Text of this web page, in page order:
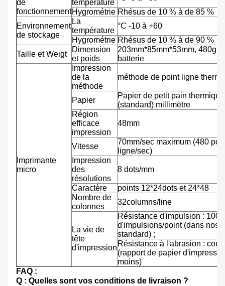
de
fonctionnement
température
Hygrométrie Rhésus de 10 % à de 85 %
Environnement
de stockage
La
température
°C -10 à +60
Hygrométrie Rhésus de 10 % à de 90 %
Taille et Weigt
Dimension
et poids
203mm*85mm*53mm, 480g
batterie
Imprimante
micro
Impression
de la
méthode
méthode de point ligne
Papier
Papier de petit pain
(standard) millimètre
Région
efficace
impression
48mm
Vitesse
70mm/sec maximum (480
ligne/sec)
Impression
des
résolutions
8 dots/mm
Caractère
points 12*24dots et 24*48
Nombre de
colonnes
32columns/line
La vie de
tête
d'impression
Résistance d'impulsion : 100
d'impulsions/point (dans nos
standard) ;
Résistance à l'abrasion :
(rapport de papier
moins)
FAQ :
Q : Quelles sont vos conditions de livraison ?